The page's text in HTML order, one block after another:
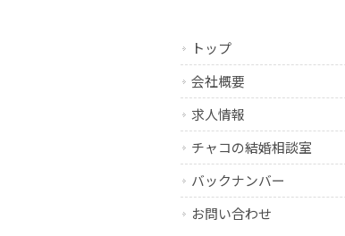
トップ
会社概要
求人情報
チャコの結婚相談室
バックナンバー
お問い合わせ